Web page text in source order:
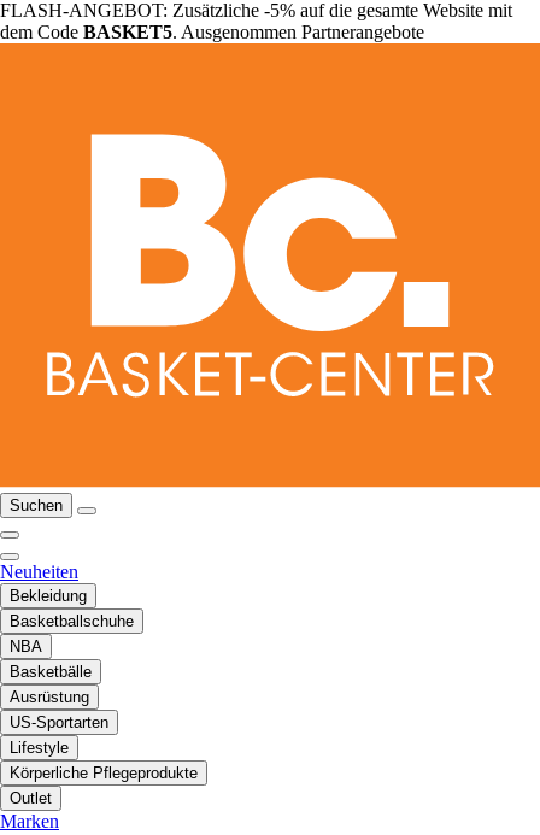
FLASH-ANGEBOT: Zusätzliche -5% auf die gesamte Website mit
dem Code BASKET5. Ausgenommen Partnerangebote
Suchen
Neuheiten
Bekleidung
Basketballschuhe
NBA
Basketbälle
Ausrüstung
US-Sportarten
Lifestyle
Körperliche Pflegeprodukte
Outlet
Marken